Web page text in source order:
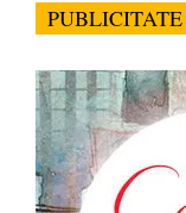
PUBLICITATE